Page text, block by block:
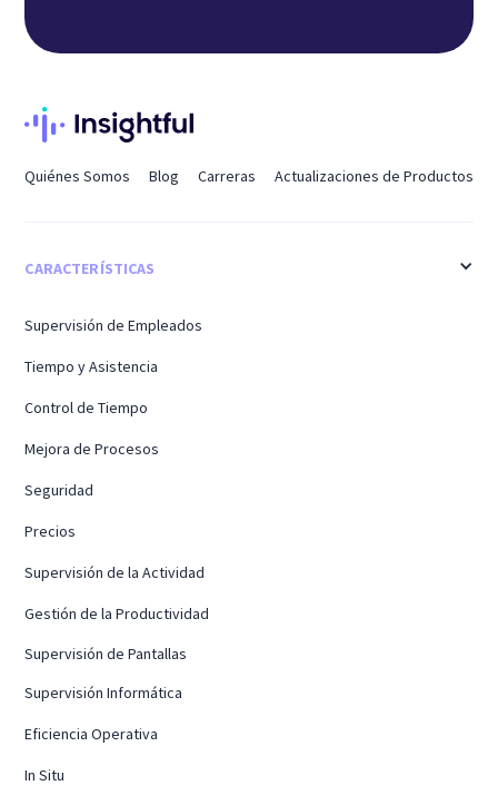
Quiénes Somos Blog Carreras Actualizaciones de Productos
CARACTERÍSTICAS
Supervisión de Empleados
Tiempo y Asistencia
Control de Tiempo
Mejora de Procesos
Seguridad
Precios
Supervisión de la Actividad
Gestión de la Productividad
Supervisión de Pantallas
Supervisión Informática
Eficiencia Operativa
In Situ